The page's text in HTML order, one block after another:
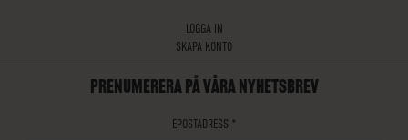
LOGGA IN
SKAPA KONTO
PRENUMERERA PÅ VÅRA NYHETSBREV
EPOSTADRESS *